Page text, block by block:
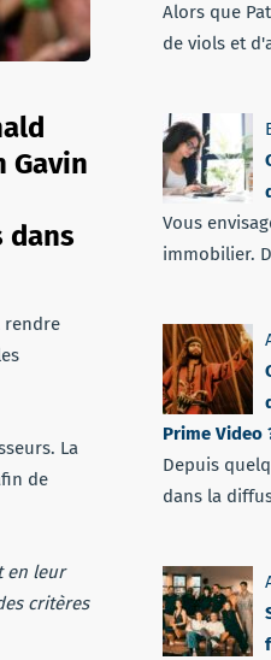
Gavin
dans
rendre
La
de
en leur
critères
Alors que
de viols et
Vous
immobilier.
Prime Video
Depuis
dans la